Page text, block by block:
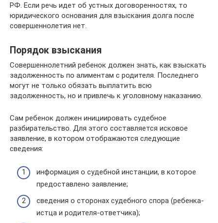
РФ. Если речь идет об устных договоренностях, то
юридического основания для взыскания долга после
совершеннолетия нет.
Порядок взыскания
Совершеннолетний ребенок должен знать, как взыскать
задолженность по алиментам с родителя. Последнего
могут не только обязать выплатить всю
задолженность, но и привлечь к уголовному наказанию.
Сам ребенок должен инициировать судебное
разбирательство. Для этого составляется исковое
заявление, в котором отображаются следующие
сведения:
информация о судебной инстанции, в которое
предоставлено заявление;
сведения о сторонах судебного спора (ребенка-
истца и родителя-ответчика);